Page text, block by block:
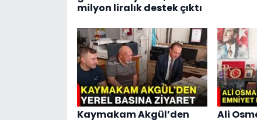
milyon liralık destek çıktı
Kaymakam Akgül’den
Ali